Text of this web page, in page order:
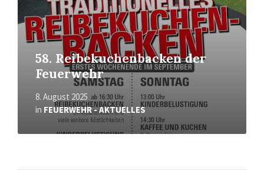
58. Reibekuchenbacken der
Feuerwehr
8. August 2025
in FEUERWEHR - AKTUELLES